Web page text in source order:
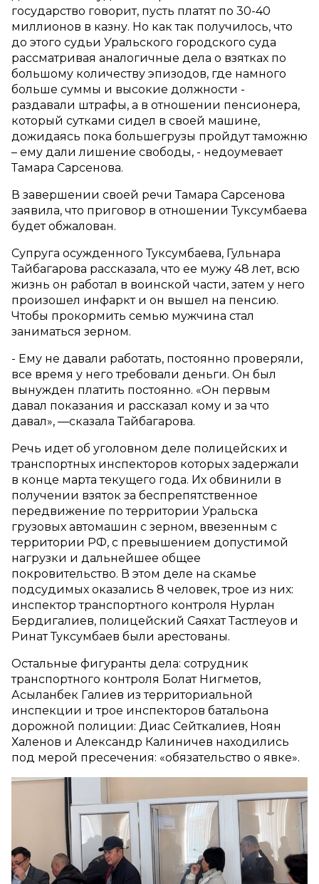
государство говорит, пусть платят по 30-40
миллионов в казну. Но как так получилось, что
до этого судьи Уральского городского суда
рассматривая аналогичные дела о взятках по
большому количеству эпизодов, где намного
больше суммы и высокие должности -
раздавали штрафы, а в отношении пенсионера,
который сутками сидел в своей машине,
дожидаясь пока большегрузы пройдут таможню
– ему дали лишение свободы, - недоумевает
Тамара Сарсенова.
В завершении своей речи Тамара Сарсенова
заявила, что приговор в отношении Туксумбаева
будет обжалован.
Супруга осужденного Туксумбаева, Гульнара
Тайбагарова рассказала, что ее мужу 48 лет, всю
жизнь он работал в воинской части, затем у него
произошел инфаркт и он вышел на пенсию.
Чтобы прокормить семью мужчина стал
заниматься зерном.
- Ему не давали работать, постоянно проверяли,
все время у него требовали деньги. Он был
вынужден платить постоянно. «Он первым
давал показания и рассказал кому и за что
давал», —сказала Тайбагарова.
Речь идет об уголовном деле полицейских и
транспортных инспекторов которых задержали
в конце марта текущего года. Их обвинили в
получении взяток за беспрепятственное
передвижение по территории Уральска
грузовых автомашин с зерном, ввезенным с
территории РФ, с превышением допустимой
нагрузки и дальнейшее общее
покровительство. В этом деле на скамье
подсудимых оказались 8 человек, трое из них:
инспектор транспортного контроля Нурлан
Бердигалиев, полицейский Саяхат Тастлеуов и
Ринат Туксумбаев были арестованы.
Остальные фигуранты дела: сотрудник
транспортного контроля Болат Нигметов,
Асыланбек Галиев из территориальной
инспекции и трое инспекторов батальона
дорожной полиции: Диас Сейткалиев, Ноян
Халенов и Александр Калиничев находились
под мерой пресечения: «обязательство о явке».